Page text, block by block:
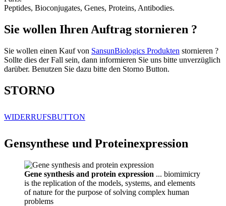
Peptides, Bioconjugates, Genes, Proteins, Antibodies.
Sie wollen Ihren Auftrag stornieren ?
Sie wollen einen Kauf von SansunBiologics Produkten stornieren ?
Sollte dies der Fall sein, dann informieren Sie uns bitte unverzüglich
darüber. Benutzen Sie dazu bitte den Storno Button.
STORNO
WIDERRUFSBUTTON
Gensynthese und Proteinexpression
Gene synthesis and protein expression ... biomimicry
is the replication of the models, systems, and elements
of nature for the purpose of solving complex human
problems